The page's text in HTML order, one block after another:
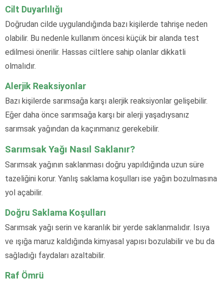
Cilt Duyarlılığı
Doğrudan cilde uygulandığında bazı kişilerde tahrişe neden
olabilir. Bu nedenle kullanım öncesi küçük bir alanda test
edilmesi önerilir. Hassas ciltlere sahip olanlar dikkatli
olmalıdır.
Alerjik Reaksiyonlar
Bazı kişilerde sarımsağa karşı alerjik reaksiyonlar gelişebilir.
Eğer daha önce sarımsağa karşı bir alerji yaşadıysanız
sarımsak yağından da kaçınmanız gerekebilir.
Sarımsak Yağı Nasıl Saklanır?
Sarımsak yağının saklanması doğru yapıldığında uzun süre
tazeliğini korur. Yanlış saklama koşulları ise yağın bozulmasına
yol açabilir.
Doğru Saklama Koşulları
Sarımsak yağı serin ve karanlık bir yerde saklanmalıdır. Isıya
ve ışığa maruz kaldığında kimyasal yapısı bozulabilir ve bu da
sağladığı faydaları azaltabilir.
Raf Ömrü